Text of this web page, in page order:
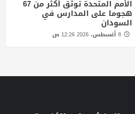
الأمم المتحدة توثق أكثر من 67
هجوما على المدارس في
السودان
8 أغسطس، 2026 12:26 ص